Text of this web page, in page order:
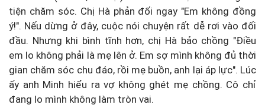
tiện chăm sóc. Chị Hà phản đối ngay "Em không đồng
ý!". Nếu dừng ở đây, cuộc nói chuyện rất dễ rơi vào đối
đầu. Nhưng khi bình tĩnh hơn, chị Hà bảo chồng "Điều
em lo không phải là mẹ lên ở. Em sợ mình không đủ thời
gian chăm sóc chu đáo, rồi mẹ buồn, anh lại áp lực". Lúc
ấy anh Minh hiểu ra vợ không ghét mẹ chồng. Cô chỉ
đang lo mình không làm tròn vai.